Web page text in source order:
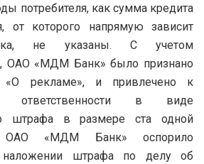
потребителя, как сумма кредита
от которого напрямую зависит
не указаны. С учетом
ОАО «МДМ Банк» было признано
рекламе», и привлечено к
ответственности в виде
штрафа в размере ста одной
ОАО «МДМ Банк» оспорило
наложении штрафа по делу об